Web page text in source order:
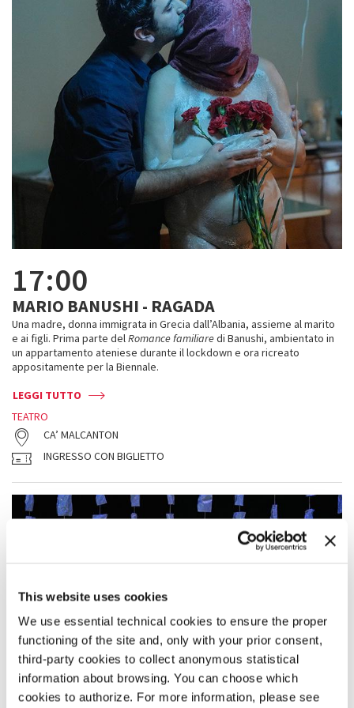
This website uses cookies
We use essential technical cookies to ensure the proper
functioning of the site and, only with your prior consent,
third-party cookies to collect anonymous statistical
information about browsing. You can choose which
cookies to authorize. For more information, please see
17:00
MARIO BANUSHI - RAGADA
Una madre, donna immigrata in Grecia dall’Albania, assieme al marito
e ai figli. Prima parte delRomance familiaredi Banushi, ambientato in
un appartamento ateniese durante il lockdown e ora ricreato
appositamente per la Biennale.
LEGGI TUTTO
TEATRO
CA’ MALCANTON
INGRESSO CON BIGLIETTO